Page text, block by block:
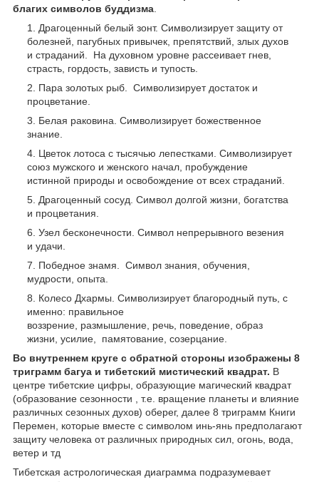
благих символов буддизма
Драгоценный белый зонт. Символизирует защиту от
болезней, пагубных привычек, препятствий, злых духов
и страданий. На духовном уровне рассеивает гнев,
страсть, гордость, зависть и тупость.
Пара золотых рыб. Символизирует достаток и
процветание.
Белая раковина. Символизирует божественное
знание.
Цветок лотоса с тысячью лепестками. Символизирует
союз мужского и женского начал, пробуждение
истинной природы и освобождение от всех страданий.
Драгоценный сосуд. Символ долгой жизни, богатства
и процветания.
Узел бесконечности. Символ непрерывного везения
и удачи.
Победное знамя. Символ знания, обучения,
мудрости, опыта.
Колесо Дхармы. Символизирует благородный путь, с
именно: правильное
воззрение, размышление, речь, поведение, образ
жизни, усилие, памятование, созерцание.
Во внутреннем круге с обратной стороны изображены 8
триграмм багуа и тибетский мистический квадрат. В
центре тибетские цифры, образующие магический квадрат
(образование сезонности , т.е. вращение планеты и влияние
различных сезонных духов) оберег, далее 8 триграмм Книги
Перемен, которые вместе с символом инь-янь предполагают
защиту человека от различных природных сил, огонь, вода,
ветер и тд
Тибетская астрологическая диаграмма подразумевает